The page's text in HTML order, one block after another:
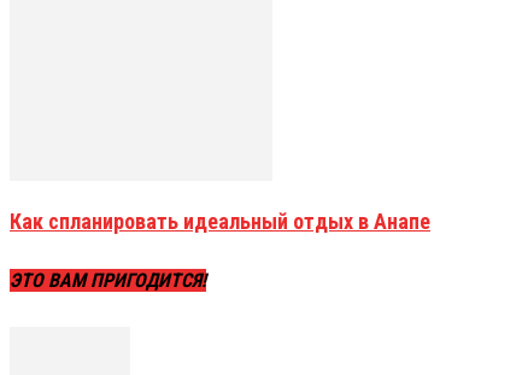
Как спланировать идеальный отдых в Анапе
ЭТО ВАМ ПРИГОДИТСЯ!